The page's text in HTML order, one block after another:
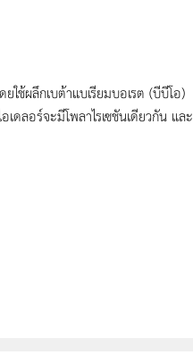
ใช้ผลึกเบต้าแบเรียมบอเรต (บีบีโอ)
ลอร์จะมีโพลาไรเซชันเดียวกัน และ